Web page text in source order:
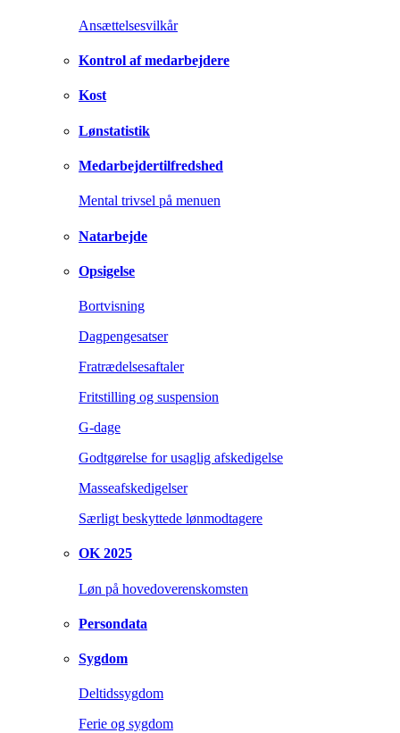
Ansættelsesvilkår
Kontrol af medarbejdere
Kost
Lønstatistik
Medarbejdertilfredshed
Mental trivsel på menuen
Natarbejde
Opsigelse
Bortvisning
Dagpengesatser
Fratrædelsesaftaler
Fritstilling og suspension
G-dage
Godtgørelse for usaglig afskedigelse
Masseafskedigelser
Særligt beskyttede lønmodtagere
OK 2025
Løn på hovedoverenskomsten
Persondata
Sygdom
Deltidssygdom
Ferie og sygdom